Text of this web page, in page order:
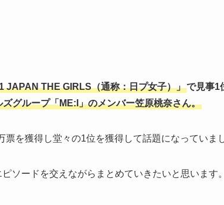
JAPAN THE GIRLS（通称：日プ女子）」で見事1
グループ「ME:I」のメンバー笠原桃奈さん。
を獲得し堂々の1位を獲得して話題になっていま
ソードを交えながらまとめていきたいと思います。